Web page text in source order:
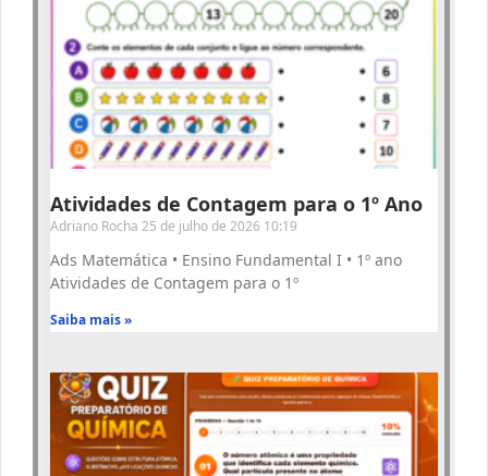
Atividades de Contagem para o 1º Ano
Adriano Rocha 25 de julho de 2026 10:19
Ads Matemática • Ensino Fundamental I • 1º ano
Atividades de Contagem para o 1º
Saiba mais »